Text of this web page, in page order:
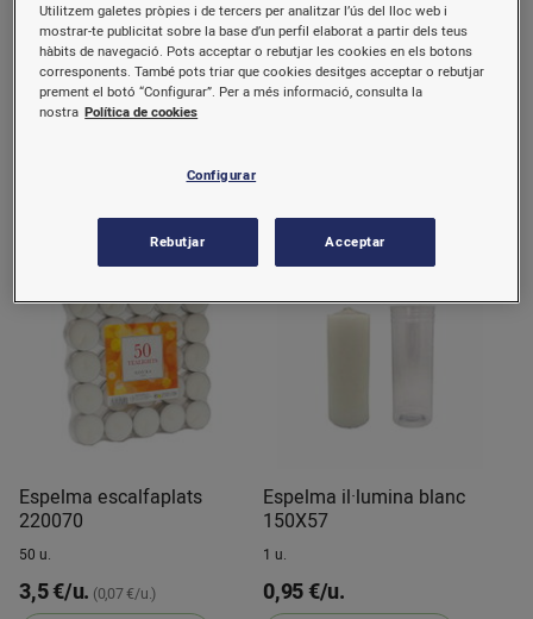
Espelma Americana
vainilla 330810170
Espelma aniversari Blister
Espelma escalfaplats
220070
50 u.
3,5 €/u. (0,07 €/u.)
Espelma il·lumina blanc
150X57
1 u.
0,95 €/u.
Utilitzem galetes pròpies i de tercers per analitzar l’ús del lloc web i
mostrar-te publicitat sobre la base d’un perfil elaborat a partir dels teus
hàbits de navegació. Pots acceptar o rebutjar les cookies en els botons
corresponents. També pots triar que cookies desitges acceptar o rebutjar
prement el botó “Configurar”. Per a més informació, consulta la
nostra Política de cookies
Configurar
Rebutjar Acceptar